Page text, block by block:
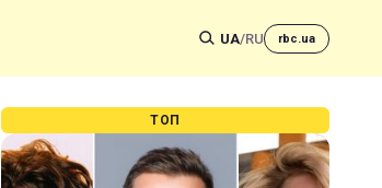
UA/RU rbc.ua
ТОП